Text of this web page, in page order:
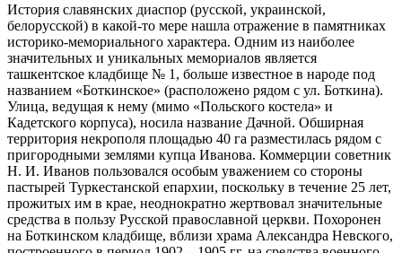
История славянских диаспор (русской, украинской,
белорусской) в какой-то мере нашла отражение в памятниках
историко-мемориального характера. Одним из наиболее
значительных и уникальных мемориалов является
ташкентское кладбище № 1, больше известное в народе под
названием «Боткинское» (расположено рядом с ул. Боткина).
Улица, ведущая к нему (мимо «Польского костела» и
Кадетского корпуса), носила название Дачной. Обширная
территория некрополя площадью 40 га разместилась рядом с
пригородными землями купца Иванова. Коммерции советник
Н. И. Иванов пользовался особым уважением со стороны
пастырей Туркестанской епархии, поскольку в течение 25 лет,
прожитых им в крае, неоднократно жертвовал значительные
средства в пользу Русской православной церкви. Похоронен
на Боткинском кладбище, вблизи храма Александра Невского,